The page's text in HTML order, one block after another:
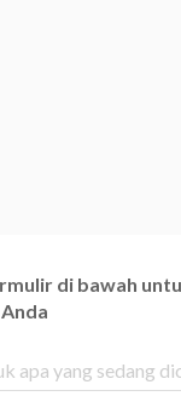
di bawah